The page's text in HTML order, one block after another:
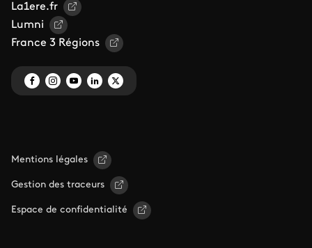
La1ere.fr
Lumni
France 3 Régions
Mentions légales
Gestion des traceurs
Espace de confidentialité